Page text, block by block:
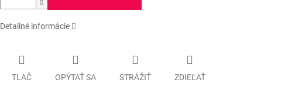
Detailné informácie
TLAČ OPÝTAŤ SA STRÁŽIŤ ZDIEĽAŤ